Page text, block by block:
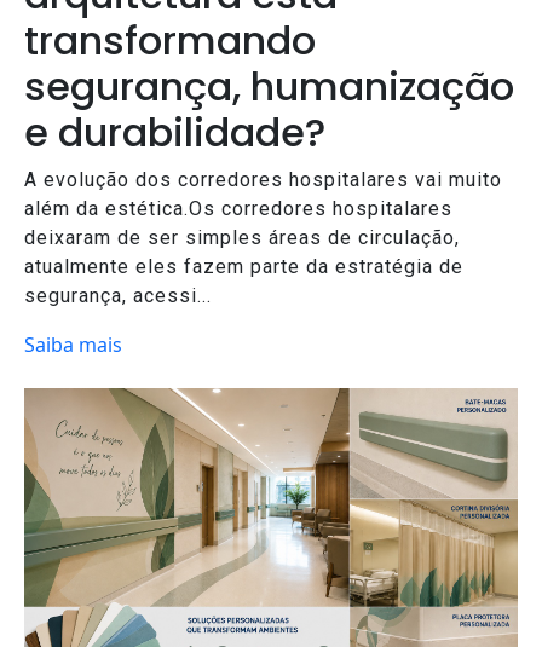
transformando
segurança, humanização
e durabilidade?
A evolução dos corredores hospitalares vai muito
além da estética.Os corredores hospitalares
deixaram de ser simples áreas de circulação,
atualmente eles fazem parte da estratégia de
segurança, acessi...
Saiba mais